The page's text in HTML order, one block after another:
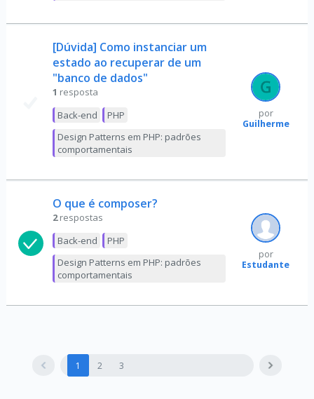
[Dúvida] Como instanciar um
estado ao recuperar de um
"banco de dados"
1 resposta
Back-end
PHP
Design Patterns em PHP: padrões
comportamentais
por
Guilherme
O que é composer?
2 respostas
Back-end
PHP
Design Patterns em PHP: padrões
comportamentais
por
Estudante
1 2 3